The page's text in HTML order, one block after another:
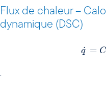
Flux de chaleur –
dynamique (DSC)
q
˙ = C
.